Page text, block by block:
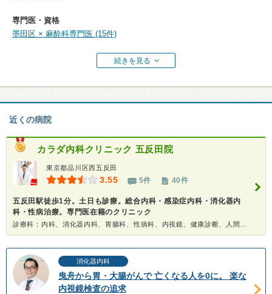
専門医・資格
墨田区 × 麻酔科専門医 (15件)
続きを見る
近くの病院
カラダ内科クリニック 五反田院
東京都品川区西五反田
3.55 5件 40件
五反田駅徒歩1分。土日も診療。総合内科・感染症内科・消化器内
科・性病治療。専門医在籍のクリニック
消化器内科
曳舟から胃・大腸がんで 亡くなる人を0に。 楽な
内視鏡検査の追求